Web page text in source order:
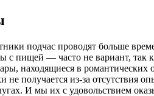
подчас проводят больше
с пищей ― часто не вариант,
находящиеся в
получается из-за отсутствия
И мы их с удовольствием